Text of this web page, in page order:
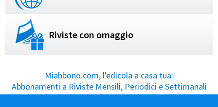
Riviste con omaggio
Miabbono.com, l'edicola a casa tua:
Abbonamenti a Riviste Mensili, Periodici e Settimanali